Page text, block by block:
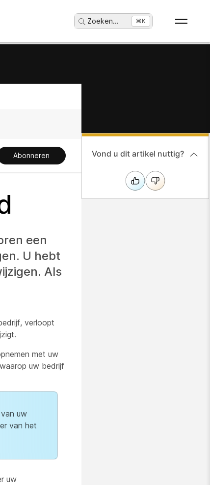
Zoeken... ⌘K
Abonneren
een
U hebt
Als
verloopt
met uw
uw bedrijf
uw
van het
uw
Vond u dit artikel nuttig?